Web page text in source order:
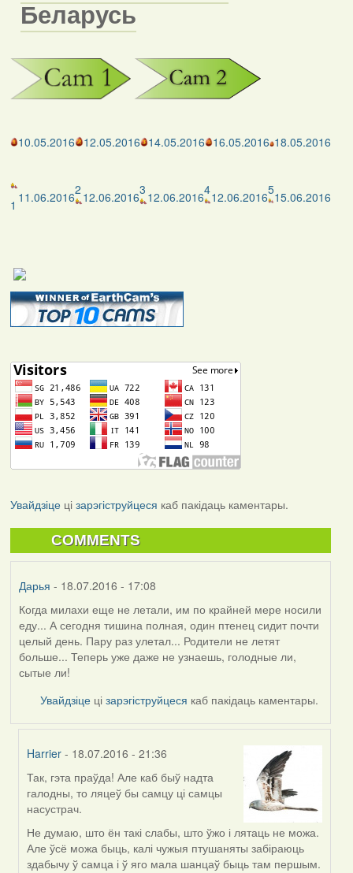
Беларусь
10.05.2016 12.05.2016 14.05.2016 16.05.2016 18.05.2016
1 11.06.20162 12.06.20163 12.06.2016412.06.2016515.06.2016
Увайдзіцеці зарэгіструйцеся каб пакідаць каментары.
COMMENTS
Дарья - 18.07.2016 - 17:08
Когда милахи еще не летали, им по крайней мере носили
еду... А сегодня тишина полная, один птенец сидит почти
целый день. Пару раз улетал... Родители не летят
больше... Теперь уже даже не узнаешь, голодные ли,
сытые ли!
Увайдзіце цізарэгіструйцеся каб пакідаць каментары.
Harrier - 18.07.2016 - 21:36
In
reply
to
by
Дарья
Так, гэта праўда! Але каб быў надта
галодны, то ляцеў бы самцу ці самцы
насустрач.
Не думаю, што ён такі слабы, што ўжо і лятаць не можа.
Але ўсё можа быць, калі чужыя птушаняты забіраюць
здабычу ў самца і ў яго мала шанцаў быць там першым.